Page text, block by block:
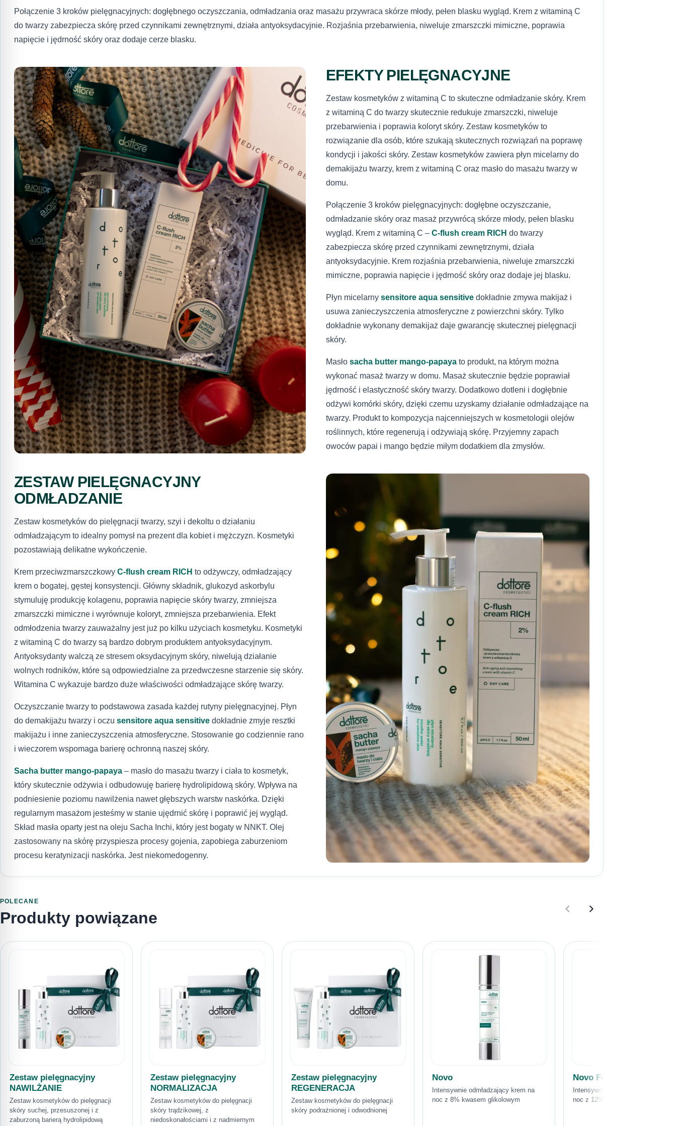
Dostawa do punktu DHL POP (za
pobraniem)
25,00 zł
Polityką prywatności.
616792520 sklep@dottore.beauty
Połączenie 3 kroków pielęgnacyjnych: dogłębnego oczyszczania, odmładzania oraz masażu przywraca skórze młody, pełen blasku wygląd. Krem z witaminą C
do twarzy zabezpiecza skórę przed czynnikami zewnętrznymi, działa antyoksydacyjnie. Rozjaśnia przebarwienia, niweluje zmarszczki mimiczne, poprawia
napięcie i jędrność skóry oraz dodaje cerze blasku.
EFEKTY PIELĘGNACYJNE
Zestaw kosmetyków z witaminą C to skuteczne odmładzanie skóry. Krem
z witaminą C do twarzy skutecznie redukuje zmarszczki, niweluje
przebarwienia i poprawia koloryt skóry. Zestaw kosmetyków to
rozwiązanie dla osób, które szukają skutecznych rozwiązań na poprawę
kondycji i jakości skóry. Zestaw kosmetyków zawiera płyn micelarny do
demakijażu twarzy, krem z witaminą C oraz masło do masażu twarzy w
domu.
Połączenie 3 kroków pielęgnacyjnych: dogłębne oczyszczanie,
odmładzanie skóry oraz masaż przywrócą skórze młody, pełen blasku
wygląd. Krem z witaminą C – C-flush cream RICH do twarzy
zabezpiecza skórę przed czynnikami zewnętrznymi, działa
antyoksydacyjnie. Krem rozjaśnia przebarwienia, niweluje zmarszczki
mimiczne, poprawia napięcie i jędrność skóry oraz dodaje jej blasku.
Płyn micelarny sensitore aqua sensitivedokładnie zmywa makijaż i
usuwa zanieczyszczenia atmosferyczne z powierzchni skóry. Tylko
dokładnie wykonany demakijaż daje gwarancję skutecznej pielęgnacji
skóry.
Masło sacha butter mango-papayato produkt, na którym można
wykonać masaż twarzy w domu. Masaż skutecznie będzie poprawiał
jędrność i elastyczność skóry twarzy. Dodatkowo dotleni i dogłębnie
odżywi komórki skóry, dzięki czemu uzyskamy działanie odmładzające na
twarzy. Produkt to kompozycja najcenniejszych w kosmetologii olejów
roślinnych, które regenerują i odżywiają skórę. Przyjemny zapach
owoców papai i mango będzie miłym dodatkiem dla zmysłów.
ZESTAW PIELĘGNACYJNY
ODMŁADZANIE
Zestaw kosmetyków do pielęgnacji twarzy, szyi i dekoltu o działaniu
odmładzającym to idealny pomysł na prezent dla kobiet i mężczyzn. Kosmetyki
pozostawiają delikatne wykończenie.
Krem przeciwzmarszczkowy C-flush cream RICH to odżywczy, odmładzający
krem o bogatej, gęstej konsystencji. Główny składnik, glukozyd askorbylu
stymuluję produkcję kolagenu, poprawia napięcie skóry twarzy, zmniejsza
zmarszczki mimiczne i wyrównuje koloryt, zmniejsza przebarwienia. Efekt
odmłodzenia twarzy zauważalny jest już po kilku użyciach kosmetyku. Kosmetyki
z witaminą C do twarzy są bardzo dobrym produktem antyoksydacyjnym.
Antyoksydanty walczą ze stresem oksydacyjnym skóry, niwelują działanie
wolnych rodników, które są odpowiedzialne za przedwczesne starzenie się skóry.
Witamina C wykazuje bardzo duże właściwości odmładzające skórę twarzy.
Oczyszczanie twarzy to podstawowa zasada każdej rutyny pielęgnacyjnej. Płyn
do demakijażu twarzy i oczu sensitore aqua sensitivedokładnie zmyje resztki
makijażu i inne zanieczyszczenia atmosferyczne. Stosowanie go codziennie rano
i wieczorem wspomaga barierę ochronną naszej skóry.
Sacha butter mango-papaya– masło do masażu twarzy i ciała to kosmetyk,
który skutecznie odżywia i odbudowuję barierę hydrolipidową skóry. Wpływa na
podniesienie poziomu nawilżenia nawet głębszych warstw naskórka. Dzięki
regularnym masażom jesteśmy w stanie ujędrnić skórę i poprawić jej wygląd.
Skład masła oparty jest na oleju Sacha Inchi, który jest bogaty w NNKT. Olej
zastosowany na skórę przyspiesza procesy gojenia, zapobiega zaburzeniom
procesu keratynizacji naskórka. Jest niekomedogenny.
POLECANE
Produkty powiązane
Zestaw pielęgnacyjny
NAWILŻANIE
Zestaw kosmetyków do pielęgnacji
skóry suchej, przesuszonej i z
zaburzoną barierą hydrolipidową
Zestaw pielęgnacyjny
NORMALIZACJA
Zestaw kosmetyków do pielęgnacji
skóry trądzikowej, z
niedoskonałościami i z nadmiernym
Zestaw pielęgnacyjny
REGENERACJA
Zestaw kosmetyków do pielęgnacji
skóry podrażnionej i odwodnionej
Novo
Intensywnie odmładzający krem na
noc z 8% kwasem glikolowym
Novo Forte
Intensywnie odmładzający krem na
noc z 12% kwasem glikolowym